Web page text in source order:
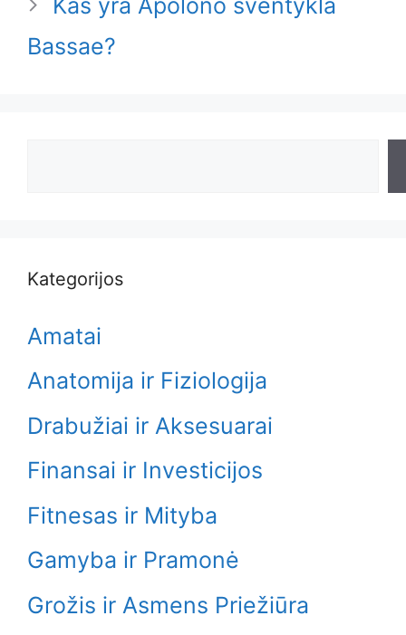
Bassae?
Kategorijos
Amatai
Anatomija ir Fiziologija
Drabužiai ir Aksesuarai
Finansai ir Investicijos
Fitnesas ir Mityba
Gamyba ir Pramonė
Grožis ir Asmens Priežiūra